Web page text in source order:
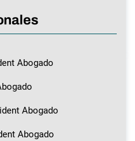
Abogado
Abogado
Abogado